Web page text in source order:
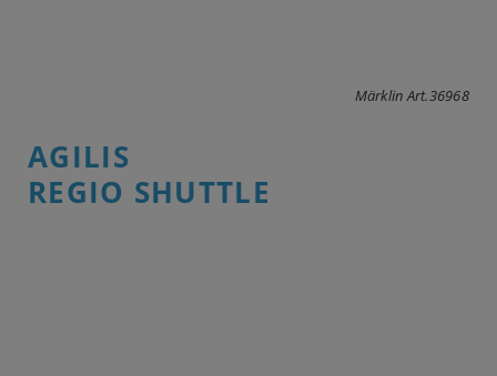
Märklin Art.36968
AGILIS
REGIO SHUTTLE